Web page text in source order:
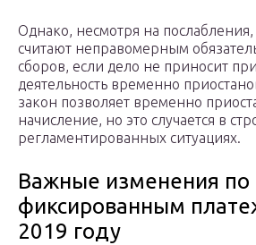
Однако, несмотря на
считают неправомерным
сборов, если дело не приносит
деятельность временно
закон позволяет временно
начисление, но это случается в
регламентированных ситуациях.
Важные изменения по
фиксированным
2019 году